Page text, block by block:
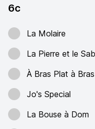
6c
La Molaire
La Pierre et le
À Bras Plat à Bras
Jo's Special
La Bouse à Dom